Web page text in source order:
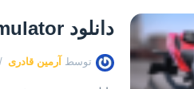
دانلود Ultimate Motorcycle Simulator اندروید V3.1
توسط آرمین قادری